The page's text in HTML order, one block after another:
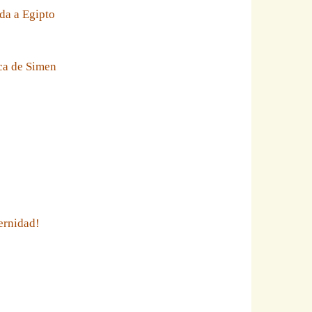
a Egipto
de Simen